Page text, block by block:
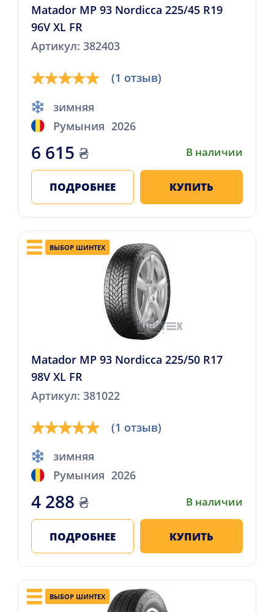
Matador MP 93 Nordicca 225/45 R19
96V XL FR
Артикул: 382403
(1 отзыв)
зимняя
Румыния 2026
6 615 ₴ В наличии
ПОДРОБНЕЕ КУПИТЬ
ВЫБОР ШИНТЕХ
Matador MP 93 Nordicca 225/50 R17
98V XL FR
Артикул: 381022
(1 отзыв)
зимняя
Румыния 2026
4 288 ₴ В наличии
ПОДРОБНЕЕ КУПИТЬ
ВЫБОР ШИНТЕХ